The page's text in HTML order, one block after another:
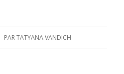
PARTATYANA VANDICH